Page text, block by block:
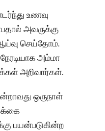
உணவு
அவருக்கு
செய்தோம்.
அம்மா
அறிவார்கள்.
ஒருநாள்
பயன்படுகின்ற